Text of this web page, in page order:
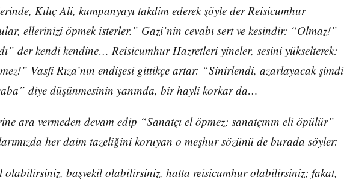
Kılıç Ali, kumpanyayı takdim ederek şöyle der Reisicumhur
ellerinizi öpmek isterler.” Gazi’nin cevabı sert ve kesindir: “Olmaz!”
der kendi kendine… Reisicumhur Hazretleri yineler, sesini yükselterek:
Vasfi Rıza’nın endişesi gittikçe artar: “Sinirlendi, azarlayacak şimdi
diye düşünmesinin yanında, bir hayli korkar da…
ara vermeden devam edip “Sanatçı el öpmez; sanatçının eli öpülür”
her daim tazeliğini koruyan o meşhur sözünü de burada söyler:
olabilirsiniz, başvekil olabilirsiniz, hatta reisicumhur olabilirsiniz; fakat,